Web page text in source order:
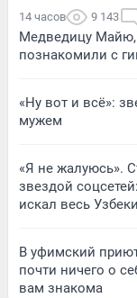
14 часов 9 143
Медведицу
познакомили с
«Ну вот и всё»:
мужем
«Я не жалуюсь».
звездой
искал весь
В уфимский
почти ничего о
вам знакома